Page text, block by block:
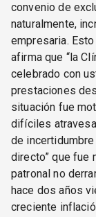
convenio de
naturalmente,
empresaria.
afirma que “la
celebrado con
prestaciones
situación fue
difíciles
de
directo” que fue
patronal no
hace dos años
creciente